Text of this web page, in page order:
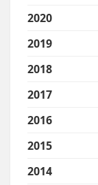
2020
2019
2018
2017
2016
2015
2014